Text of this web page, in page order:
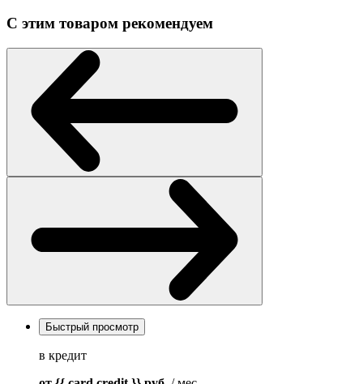
С этим товаром рекомендуем
Быстрый просмотр
в кредит